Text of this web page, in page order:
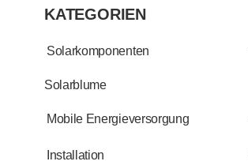
KATEGORIEN
Solarkomponenten
Solarblume
Mobile Energieversorgung
Installation